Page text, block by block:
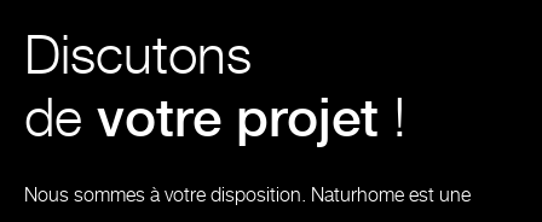
Discutons
de votre projet !
Nous sommes à votre disposition. Naturhome est une